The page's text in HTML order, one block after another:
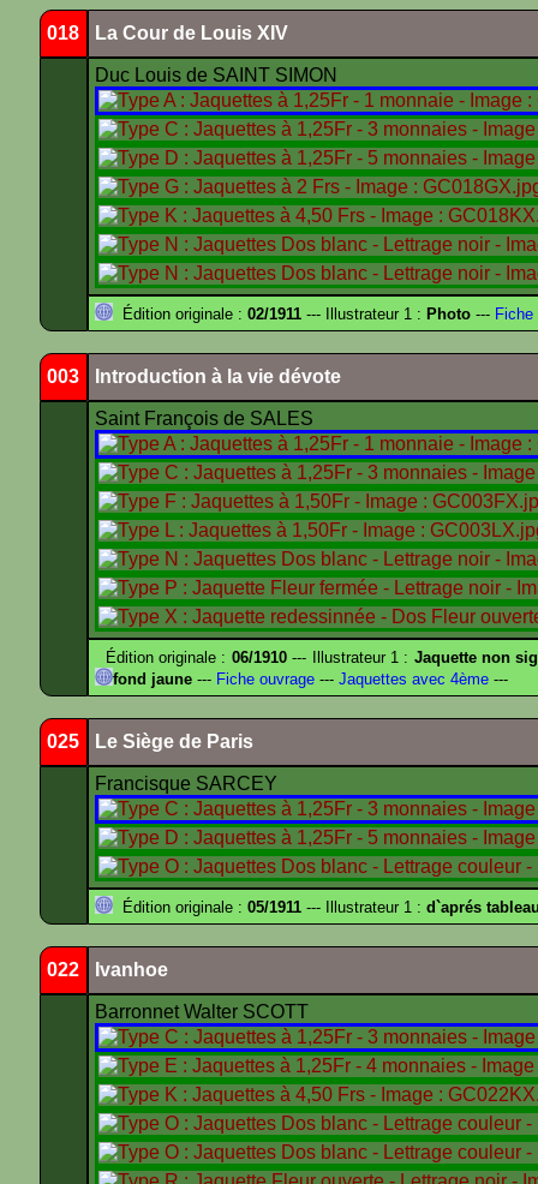
018 La Cour de Louis XIV
Duc Louis de SAINT SIMON
Édition originale : 02/1911 --- Illustrateur 1 : Photo --- Fiche
003 Introduction à la vie dévote
Saint François de SALES
Édition originale : 06/1910--- Illustrateur 1 : Jaquette non
fond jaune --- Fiche ouvrage --- Jaquettes avec 4ème ---
025 Le Siège de Paris
Francisque SARCEY
Édition originale : 05/1911 --- Illustrateur 1 : d`aprés
022 Ivanhoe
Barronnet Walter SCOTT